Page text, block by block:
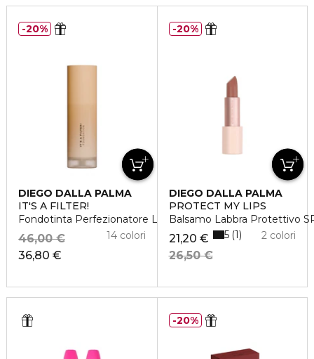
DIEGO DALLA PALMA
IT'S A FILTER!
Fondotinta Perfezionatore Levigante
36,80 €
46,00 € 14 colori
20%
DIEGO DALLA PALMA
PROTECT MY LIPS
Balsamo Labbra Protettivo
21,20 €
26,50 €
2 colori
5 1
20%
20%